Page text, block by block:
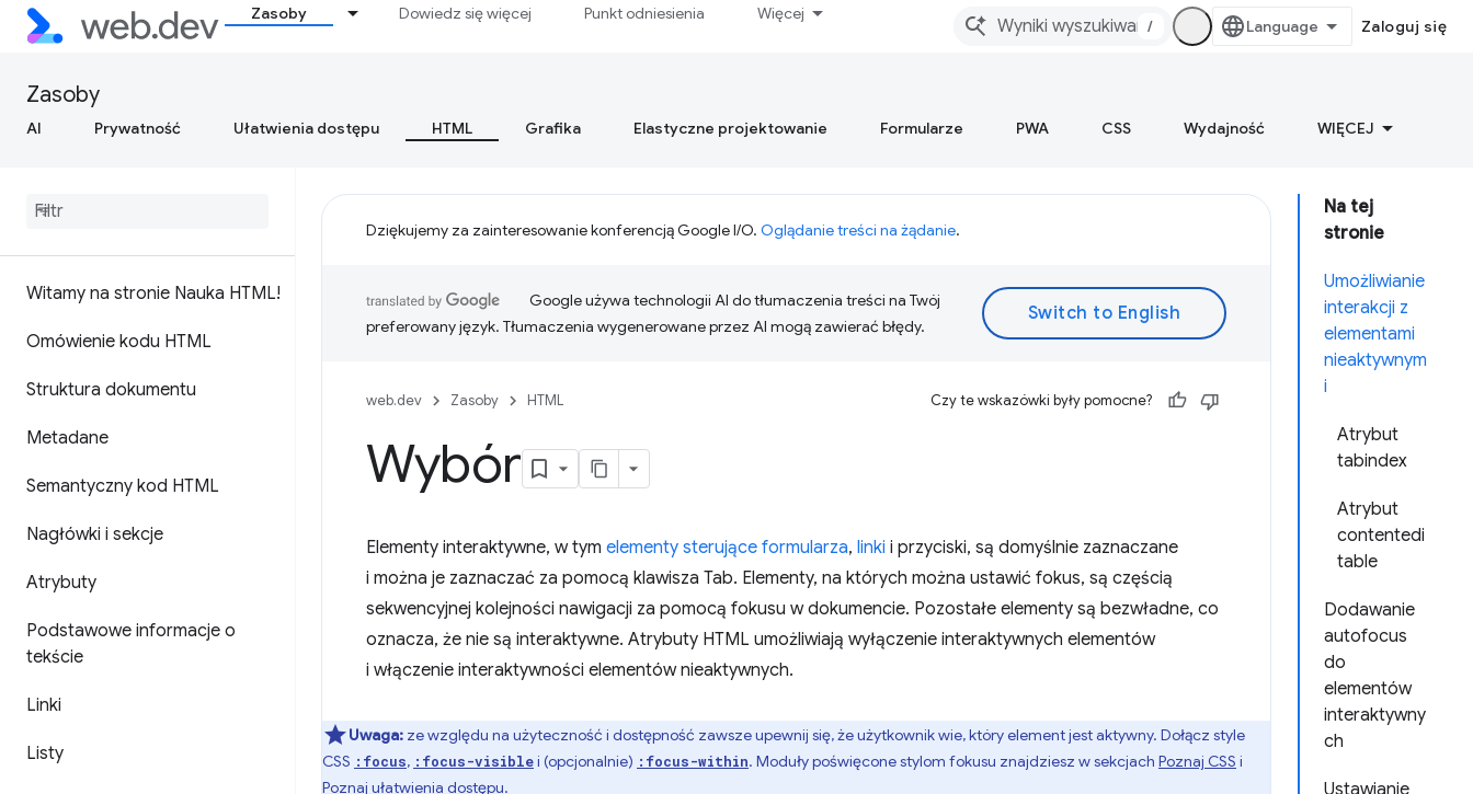
Zasoby Dowiedz się więcej Punkt odniesienia Więcej
/ Zaloguj się
Zasoby
AI Prywatność Ułatwienia dostępu HTML Grafika Elastyczne projektowanie Formularze PWA CSS Wydajność WIĘCEJ
Witamy na stronie Nauka HTML!
Omówienie kodu HTML
Struktura dokumentu
Metadane
Semantyczny kod HTML
Nagłówki i sekcje
Atrybuty
Podstawowe informacje o
tekście
Linki
Listy
Na tej
stronie
Umożliwianie
interakcji z
elementami
nieaktywnym
i
Atrybut
tabindex
Atrybut
contentedi
table
Dodawanie
autofocus
do
elementów
interaktywny
ch
Ustawianie
Dziękujemy za zainteresowanie konferencją Google I/O. Oglądanie treści na żądanie.
Google używa technologii AI do tłumaczenia treści na Twój
preferowany język. Tłumaczenia wygenerowane przez AI mogą zawierać błędy.
web.dev Zasoby HTML Czy te wskazówki były pomocne?
Wybór
Elementy interaktywne, w tym elementy sterujące formularza, linki i przyciski, są domyślnie zaznaczane
i można je zaznaczać za pomocą klawisza Tab. Elementy, na których można ustawić fokus, są częścią
sekwencyjnej kolejności nawigacji za pomocą fokusu w dokumencie. Pozostałe elementy są bezwładne, co
oznacza, że nie są interaktywne. Atrybuty HTML umożliwiają wyłączenie interaktywnych elementów
i włączenie interaktywności elementów nieaktywnych.
Uwaga: ze względu na użyteczność i dostępność zawsze upewnij się, że użytkownik wie, który element jest aktywny. Dołącz style
CSS :focus, :focus-visiblei (opcjonalnie) :focus-within. Moduły poświęcone stylom fokusu znajdziesz w sekcjach Poznaj CSS i
Poznaj ułatwienia dostępu.